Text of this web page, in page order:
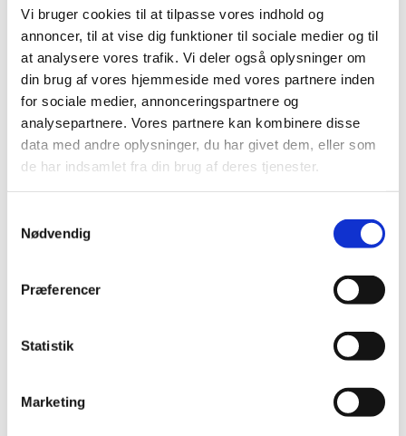
Vi bruger cookies til at tilpasse vores indhold og
annoncer, til at vise dig funktioner til sociale medier og til
at analysere vores trafik. Vi deler også oplysninger om
din brug af vores hjemmeside med vores partnere inden
for sociale medier, annonceringspartnere og
analysepartnere. Vores partnere kan kombinere disse
data med andre oplysninger, du har givet dem, eller som
de har indsamlet fra din brug af deres tjenester.
Nødvendig
Præferencer
Statistik
Marketing
Den 1. januar 2024 trådte en ændring af lægemiddelloven
i kraft, der betyder, at Lægemiddelstyrelsen under…
Lægemiddelstyrelsen søger nyt medlem til
Rådet for Lægemiddelovervågning
|1. maj 2024|
God lægemiddelovervågning kræver et stærkt
De fleste typer diabetesmedicin bevarer
generelt tilskud, men visse GLP-1-analoger får
| 1. maj 2024|
fremtidige tilskud til type 2-diabetesmedicin, som ikke…
EMA anbefaler variantopdatering af covid-19-
vaccinerne forud for næste vinterhalvår